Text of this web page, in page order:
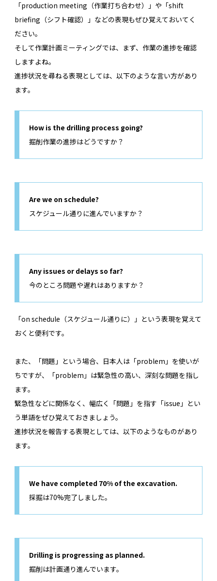
「production meeting（作業打ち合わせ）」や「shift
briefing（シフト確認）」などの表現もぜひ覚えておいてく
ださい。
そして作業計画ミーティングでは、まず、作業の進捗を確認
しますよね。
進捗状況を尋ねる表現としては、以下のような言い方があり
ます。
How is the drilling process going?
掘削作業の進捗はどうですか？
Are we on schedule?
スケジュール通りに進んでいますか？
Any issues or delays so far?
今のところ問題や遅れはありますか？
「on schedule（スケジュール通りに）」という表現を覚えて
おくと便利です。
また、「問題」という場合、日本人は「problem」を使いが
ちですが、「problem」は緊急性の高い、深刻な問題を指し
ます。
緊急性などに関係なく、幅広く「問題」を指す「issue」とい
う単語をぜひ覚えておきましょう。
進捗状況を報告する表現としては、以下のようなものがあり
ます。
We have completed 70% of the excavation.
採掘は70%完了しました。
Drilling is progressing as planned.
掘削は計画通り進んでいます。